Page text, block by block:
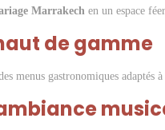
Marrakech en un espace
de gamme
menus gastronomiques adaptés